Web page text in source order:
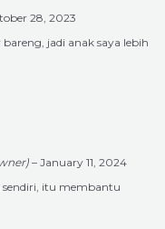
28, 2023
jadi anak saya lebih
– January 11, 2024
itu membantu